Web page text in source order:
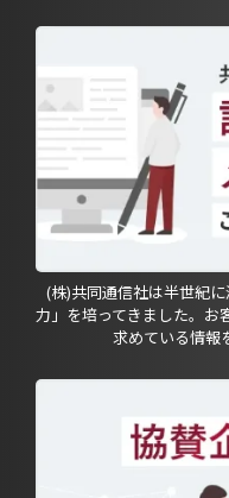
(株)共同通信社は半世紀
力」を培ってきました。お
求めている情報